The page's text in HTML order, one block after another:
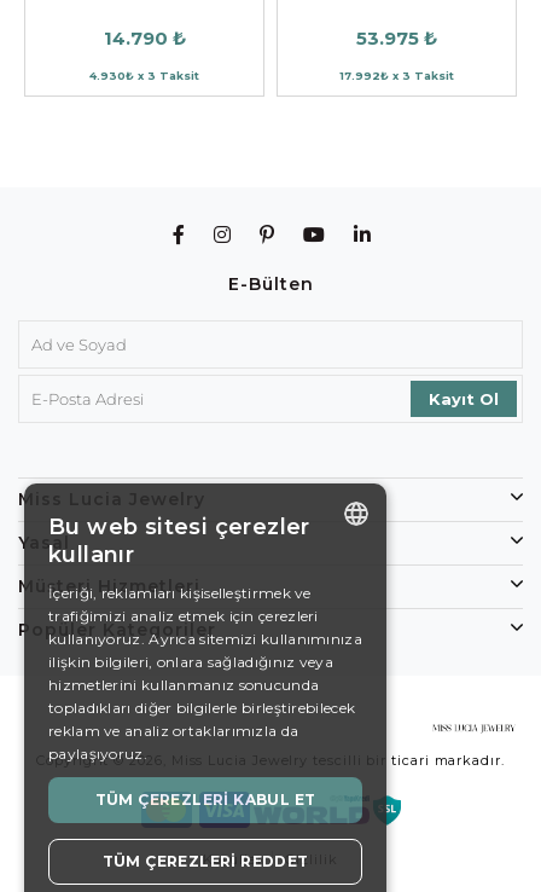
14.790 ₺
4.930₺ x 3 Taksit
53.975 ₺
17.992₺ x 3 Taksit
E-Bülten
Miss Lucia Jewelry
Yasal
Müşteri Hizmetleri
Popüler Kategoriler
Copyright © 2026, Miss Lucia Jewelry tescilli bir ticari markadır.
Koşullar Gizlilik
DE
EN
SWEDISH
TURKISH
Bu web sitesi çerezler
kullanır
İçeriği, reklamları kişiselleştirmek ve
trafiğimizi analiz etmek için çerezleri
kullanıyoruz. Ayrıca sitemizi kullanımınıza
ilişkin bilgileri, onlara sağladığınız veya
hizmetlerini kullanmanız sonucunda
topladıkları diğer bilgilerle birleştirebilecek
reklam ve analiz ortaklarımızla da
paylaşıyoruz.
TÜM ÇEREZLERI KABUL ET
TÜM ÇEREZLERI REDDET